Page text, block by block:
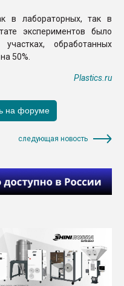
в лабораторных, так в
экспериментов было
обработанных
50%.
Plastics.ru
следующая новость